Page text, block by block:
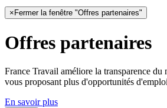
× Fermer la fenêtre "Offres partenaires"
Offres partenaires
France Travail améliore la transparence du
vous proposant plus d'opportunités
En savoir plus